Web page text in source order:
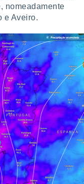
nomeadamente
e Aveiro.